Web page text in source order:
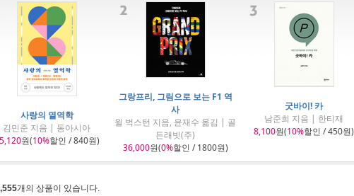
사랑의 열역학
김민준 지음 | 동아시아
원(10%할인 / 840원)
그랑프리, 그림으로 보는 F1 역
사
윌 벅스턴 지음, 윤재수 옮김 | 골
든래빗(주)
36,000원(0%할인 / 1800원)
굿바이! 카
남준희 지음 | 한티재
8,100원(10%할인 / 450원)
개의 상품이 있습니다.